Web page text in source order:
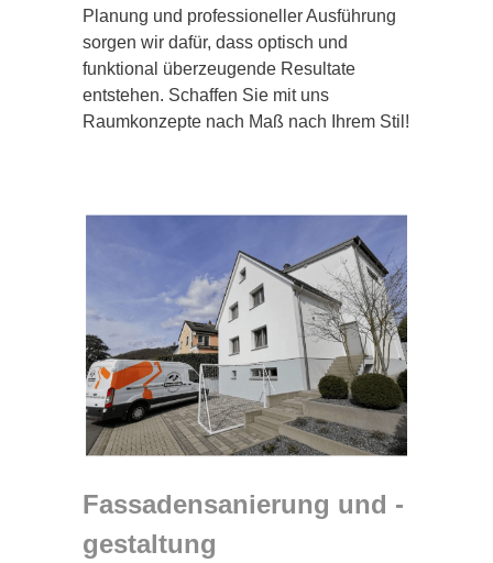
Planung und professioneller Ausführung
sorgen wir dafür, dass optisch und
funktional überzeugende Resultate
entstehen. Schaffen Sie mit uns
Raumkonzepte nach Maß nach Ihrem Stil!
Fassadensanierung und -
gestaltung